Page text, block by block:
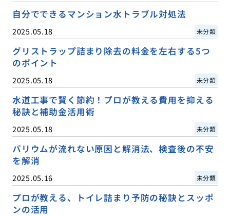
自分でできるマンション水トラブル対処法
2025.05.18 未分類
グリストラップ詰まり除去の料金を左右する5つ
のポイント
2025.05.18 未分類
水道工事で賢く節約！プロが教える費用を抑える
秘訣と補助金活用術
2025.05.18 未分類
バリウムが流れない原因と解消法、検査後の不安
を解消
2025.05.16 未分類
プロが教える、トイレ詰まり予防の秘訣とスッポ
ンの活用